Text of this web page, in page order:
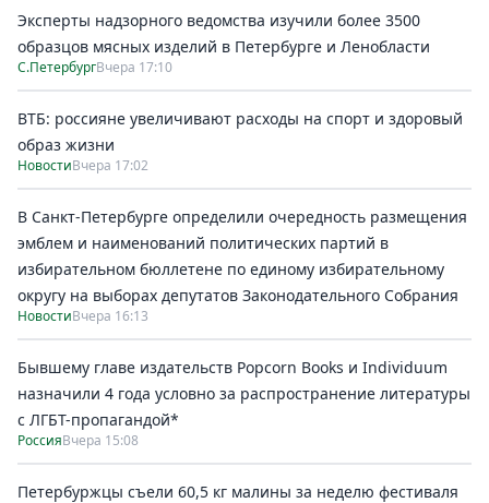
Эксперты надзорного ведомства изучили более 3500
образцов мясных изделий в Петербурге и Ленобласти
С.ПетербургВчера 17:10
ВТБ: россияне увеличивают расходы на спорт и здоровый
образ жизни
НовостиВчера 17:02
В Санкт-Петербурге определили очередность размещения
эмблем и наименований политических партий в
избирательном бюллетене по единому избирательному
округу на выборах депутатов Законодательного Собрания
НовостиВчера 16:13
Бывшему главе издательств Popcorn Books и Individuum
назначили 4 года условно за распространение литературы
с ЛГБТ-пропагандой*
РоссияВчера 15:08
Петербуржцы съели 60,5 кг малины за неделю фестиваля